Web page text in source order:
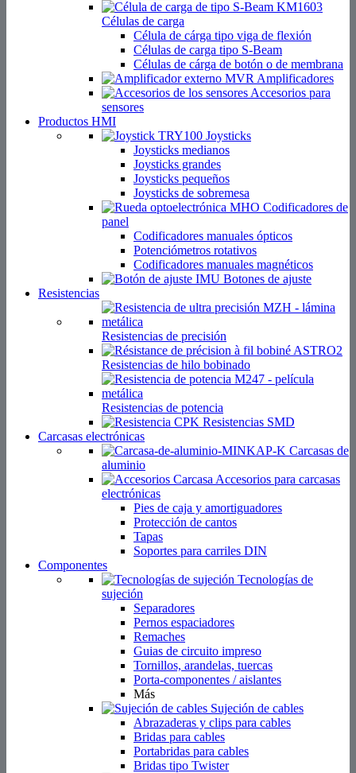
Células de carga
Célula de cárga tipo viga de flexión
Células de carga tipo S-Beam
Células de cárga de botón o de membrana
Amplificadores
Accesorios para
sensores
Productos HMI
Joysticks
Joysticks medianos
Joysticks grandes
Joysticks pequeños
Joysticks de sobremesa
Codificadores de
panel
Codificadores manuales ópticos
Potenciómetros rotativos
Codificadores manuales magnéticos
Botones de ajuste
Resistencias
Resistencias de precisión
Resistencias de hilo bobinado
Resistencias de potencia
Resistencias SMD
Carcasas electrónicas
Carcasas de
aluminio
Accesorios para carcasas
electrónicas
Pies de caja y amortiguadores
Protección de cantos
Tapas
Soportes para carriles DIN
Componentes
Tecnologías de
sujeción
Separadores
Pernos espaciadores
Remaches
Guias de circuito impreso
Tornillos, arandelas, tuercas
Porta-componentes / aislantes
Más
Sujeción de cables
Abrazaderas y clips para cables
Bridas para cables
Portabridas para cables
Bridas tipo Twister